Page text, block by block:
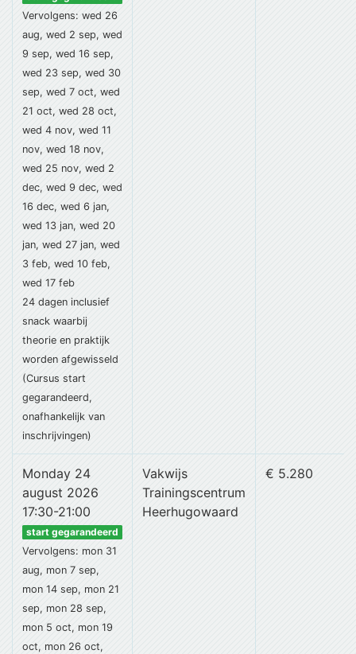
Vervolgens: wed 26
aug, wed 2 sep, wed
9 sep, wed 16 sep,
wed 23 sep, wed 30
sep, wed 7 oct, wed
21 oct, wed 28 oct,
wed 4 nov, wed 11
nov, wed 18 nov,
wed 25 nov, wed 2
dec, wed 9 dec, wed
16 dec, wed 6 jan,
wed 13 jan, wed 20
jan, wed 27 jan, wed
3 feb, wed 10 feb,
wed 17 feb
24 dagen inclusief
snack waarbij
theorie en praktijk
worden afgewisseld
(Cursus start
gegarandeerd,
onafhankelijk van
inschrijvingen)
Monday 24
august 2026
17:30-21:00
start gegarandeerd
Vervolgens: mon 31
aug, mon 7 sep,
mon 14 sep, mon 21
sep, mon 28 sep,
mon 5 oct, mon 19
oct, mon 26 oct,
Vakwijs
Trainingscentrum
Heerhugowaard
€ 5.280